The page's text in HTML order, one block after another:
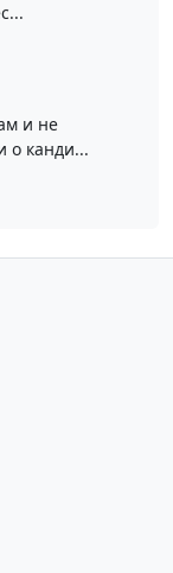
и не
о канди...